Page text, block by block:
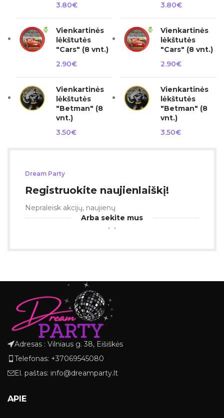
3.80€
Vienkartinės
lėkštutės
"Cars" (8 vnt.)
2.90€
Vienkartinės
lėkštutės
"Betman" (8
vnt.)
3.50€
3.80€
Vienkartinės
lėkštutės
"Cars" (8 vnt.)
2.90€
Vienkartinės
lėkštutės
"Betman" (8
vnt.)
3.50€
Dream Party
Registruokite naujienlaiškį!
Nepraleisk akcijų, naujienų
Arba sekite mus
Adresas : Vilniaus g. 38, Eišiškės
Telefonas: +37069545080
El. paštas: info@dreamparty.lt
APIE